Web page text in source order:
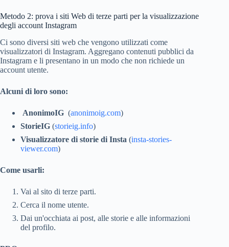
Metodo 2: prova i siti Web di terze parti per la visualizzazione
degli account Instagram
Ci sono diversi siti web che vengono utilizzati come
visualizzatori di Instagram. Aggregano contenuti pubblici da
Instagram e li presentano in un modo che non richiede un
account utente.
Alcuni di loro sono:
AnonimoIG (anonimoig.com)
StorieIG (storieig.info)
Visualizzatore di storie di Insta (insta-stories-
viewer.com)
Come usarli:
Vai al sito di terze parti.
Cerca il nome utente.
Dai un'occhiata ai post, alle storie e alle informazioni
del profilo.